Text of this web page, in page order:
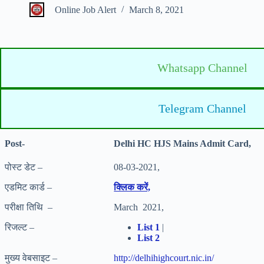
Online Job Alert March 8, 2021
Whatsapp Channel
Telegram Channel
Post- Delhi HC HJS Mains Admit Card,
पोस्ट डेट –
08-03-2021,
एडमिट कार्ड –
क्लिक करें,
परीक्षा तिथि –
March 2021,
रिजल्ट –
List 1 |
List 2
मुख्य वेबसाइट –
http://delhihighcourt.nic.in/